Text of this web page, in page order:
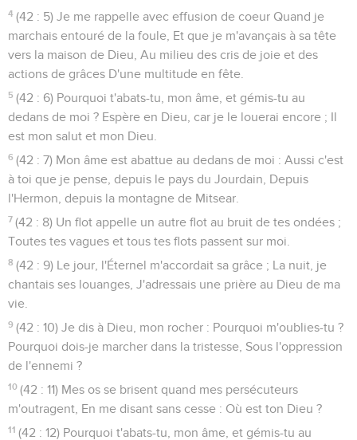
4 (42 : 5) Je me rappelle avec effusion de coeur Quand je
marchais entouré de la foule, Et que je m'avançais à sa tête
vers la maison de Dieu, Au milieu des cris de joie et des
actions de grâces D'une multitude en fête.
5 (42 : 6) Pourquoi t'abats-tu, mon âme, et gémis-tu au
dedans de moi ? Espère en Dieu, car je le louerai encore ; Il
est mon salut et mon Dieu.
6 (42 : 7) Mon âme est abattue au dedans de moi : Aussi c'est
à toi que je pense, depuis le pays du Jourdain, Depuis
l'Hermon, depuis la montagne de Mitsear.
7 (42 : 8) Un flot appelle un autre flot au bruit de tes ondées ;
Toutes tes vagues et tous tes flots passent sur moi.
8 (42 : 9) Le jour, l'Éternel m'accordait sa grâce ; La nuit, je
chantais ses louanges, J'adressais une prière au Dieu de ma
vie.
9 (42 : 10) Je dis à Dieu, mon rocher : Pourquoi m'oublies-tu ?
Pourquoi dois-je marcher dans la tristesse, Sous l'oppression
de l'ennemi ?
10 (42 : 11) Mes os se brisent quand mes persécuteurs
m'outragent, En me disant sans cesse : Où est ton Dieu ?
11 (42 : 12) Pourquoi t'abats-tu, mon âme, et gémis-tu au